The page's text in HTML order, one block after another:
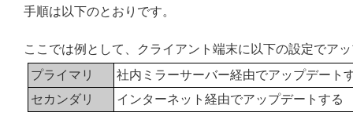
手順は以下のとおりです。
ここでは例として、クライアント端末に以下の設定でア
プライマリ
社内ミラーサーバー経由でアップデート
セカンダリ
インターネット経由でアップデートする